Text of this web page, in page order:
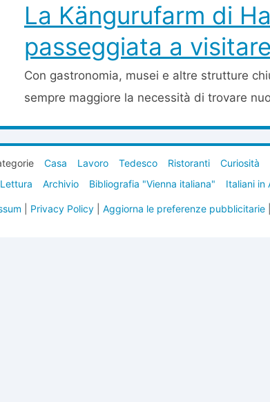
La Kängurufarm di
passeggiata a
Con gastronomia, musei e altre strutture
sempre maggiore la necessità di trovare
Casa Lavoro Tedesco Ristoranti
Curiosità
Archivio Bibliografia "Vienna italiana" Italiani in
Privacy Policy| Aggiorna le preferenze pubblicitarie|